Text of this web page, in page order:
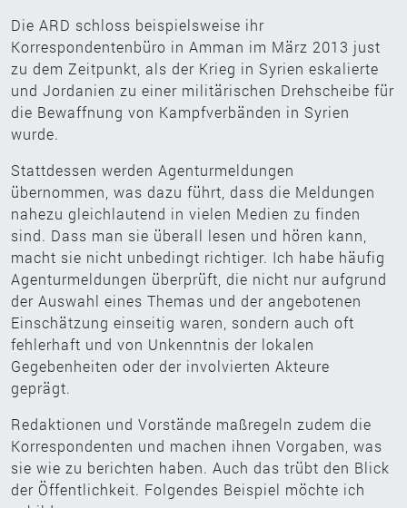
Die ARD schloss beispielsweise ihr
Korrespondentenbüro in Amman im März 2013 just
zu dem Zeitpunkt, als der Krieg in Syrien eskalierte
und Jordanien zu einer militärischen Drehscheibe für
die Bewaffnung von Kampfverbänden in Syrien
wurde.
Stattdessen werden Agenturmeldungen
übernommen, was dazu führt, dass die Meldungen
nahezu gleichlautend in vielen Medien zu finden
sind. Dass man sie überall lesen und hören kann,
macht sie nicht unbedingt richtiger. Ich habe häufig
Agenturmeldungen überprüft, die nicht nur aufgrund
der Auswahl eines Themas und der angebotenen
Einschätzung einseitig waren, sondern auch oft
fehlerhaft und von Unkenntnis der lokalen
Gegebenheiten oder der involvierten Akteure
geprägt.
Redaktionen und Vorstände maßregeln zudem die
Korrespondenten und machen ihnen Vorgaben, was
sie wie zu berichten haben. Auch das trübt den Blick
der Öffentlichkeit. Folgendes Beispiel möchte ich